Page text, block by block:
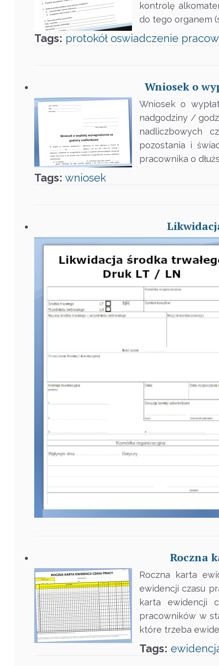
kontrolę
do tego organem
Tags: protokół oswiadczenie
Wniosek o
Wniosek o
nadgodziny /
nadliczbowych
pozostania i
pracownika o
Tags: wniosek
Roczna
Roczna karta
ewidencji czasu
karta ewidencji
pracowników w
które trzeba
Tags: